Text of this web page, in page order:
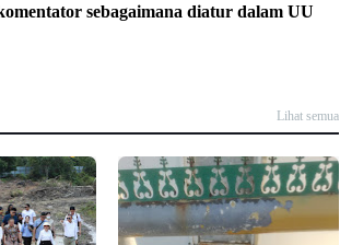
sebagaimana diatur dalam UU
Lihat semua